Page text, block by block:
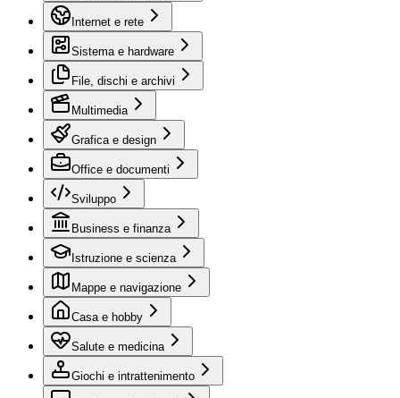
Internet e rete
Sistema e hardware
File, dischi e archivi
Multimedia
Grafica e design
Office e documenti
Sviluppo
Business e finanza
Istruzione e scienza
Mappe e navigazione
Casa e hobby
Salute e medicina
Giochi e intrattenimento